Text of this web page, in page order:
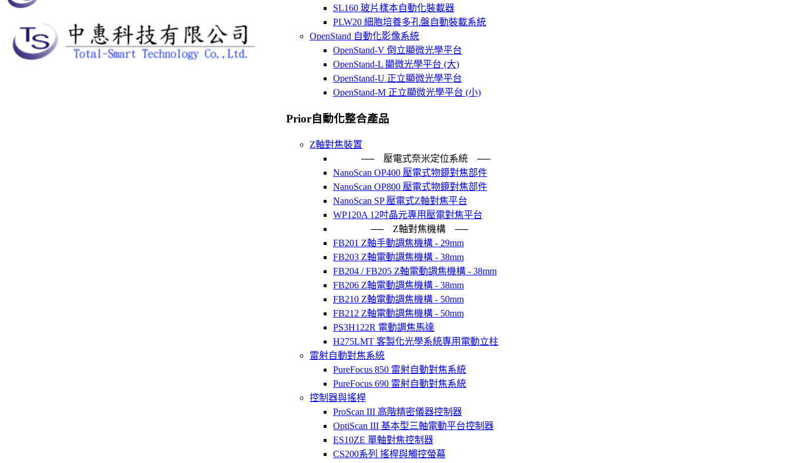
SL160 玻片樣本自動化裝載器
PLW20 細胞培養多孔盤自動裝載系統
OpenStand 自動化影像系統
OpenStand-V 倒立顯微光學平台
OpenStand-L 顯微光學平台 (大)
OpenStand-U 正立顯微光學平台
OpenStand-M 正立顯微光學平台 (小)
Prior自動化整合產品
Z軸對焦裝置
── 壓電式奈米定位系統 ──
NanoScan OP400 壓電式物鏡對焦部件
NanoScan OP800 壓電式物鏡對焦部件
NanoScan SP 壓電式Z軸對焦平台
WP120A 12吋晶元專用壓電對焦平台
── Z軸對焦機構 ──
FB201 Z軸手動調焦機構 - 29mm
FB203 Z軸電動調焦機構 - 38mm
FB204 / FB205 Z軸電動調焦機構 - 38mm
FB206 Z軸電動調焦機構 - 38mm
FB210 Z軸電動調焦機構 - 50mm
FB212 Z軸電動調焦機構 - 50mm
PS3H122R 電動調焦馬達
H275LMT 客製化光學系統專用電動立柱
雷射自動對焦系統
PureFocus 850 雷射自動對焦系統
PureFocus 690 雷射自動對焦系統
控制器與搖桿
ProScan III 高階精密儀器控制器
OptiScan III 基本型三軸電動平台控制器
ES10ZE 單軸對焦控制器
CS200系列 搖桿與觸控螢幕